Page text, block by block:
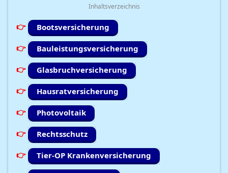
Inhaltsverzeichnis
Bootsversicherung
Bauleistungsversicherung
Glasbruchversicherung
Hausratversicherung
Photovoltaik
Rechtsschutz
Tier-OP Krankenversicherung